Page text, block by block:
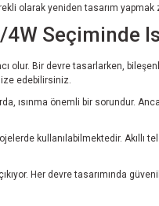
olarak yeniden tasarım
Seçiminde
olur. Bir devre tasarlarken,
edebilirsiniz.
ısınma önemli bir sorundur.
kullanılabilmektedir.
Her devre tasarımında